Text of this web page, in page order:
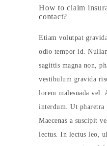
How to claim
contact?
Etiam volutpat
odio tempor id.
sagittis magna non,
vestibulum gravida
lorem malesuada vel.
interdum. Ut pharetra
Maecenas a suscipit
lectus. In lectus leo,